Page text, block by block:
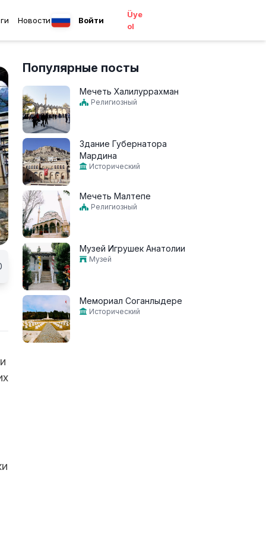
Новости Войти
Üye
ol
Популярные посты
Мечеть Халилуррахман
Религиозный
Здание Губернатора
Мардина
Исторический
Мечеть Малтепе
Религиозный
Музей Игрушек Анатолии
Музей
Мемориал Соганлыдере
Исторический